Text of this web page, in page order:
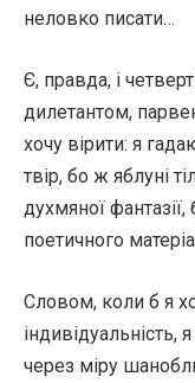
неловко писати…
Є, правда, і
дилетантом,
хочу вірити: я
твір, бо ж яблуні
духмяної
поетичного
Словом, коли б я
індивідуальність,
через міру